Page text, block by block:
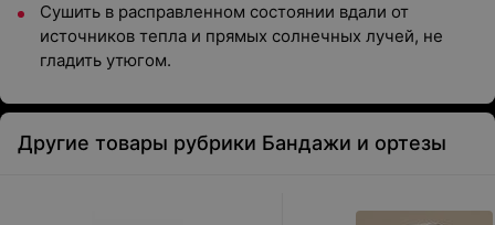
Сушить в расправленном состоянии вдали от
источников тепла и прямых солнечных лучей, не
гладить утюгом.
Другие товары рубрики Бандажи и ортезы